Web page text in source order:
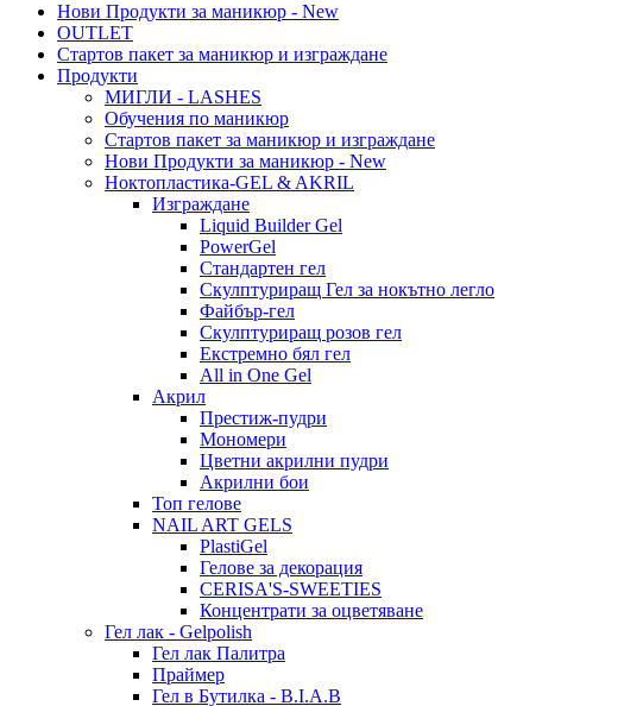
Нови Продукти за маникюр - New
OUTLET
Стартов пакет за маникюр и изграждане
Продукти
МИГЛИ - LASHES
Обучения по маникюр
Стартов пакет за маникюр и изграждане
Нови Продукти за маникюр - New
Ноктопластика-GEL & AKRIL
Изграждане
Liquid Builder Gel
PowerGel
Стандартен гел
Скулптуриращ Гел за нокътно легло
Файбър-гел
Скулптуриращ розов гел
Екстремно бял гел
All in One Gel
Акрил
Престиж-пудри
Мономери
Цветни акрилни пудри
Акрилни бои
Топ гелове
NAIL ART GELS
PlastiGel
Гелове за декорация
CERISA'S-SWEETIES
Концентрати за оцветяване
Гел лак - Gelpolish
Гел лак Палитра
Праймер
Гел в Бутилка - B.I.A.B